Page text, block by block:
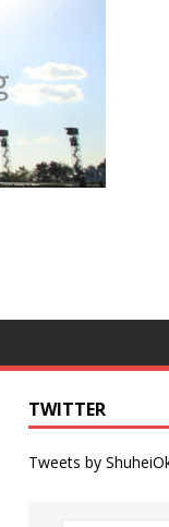
TWITTER
Tweets by